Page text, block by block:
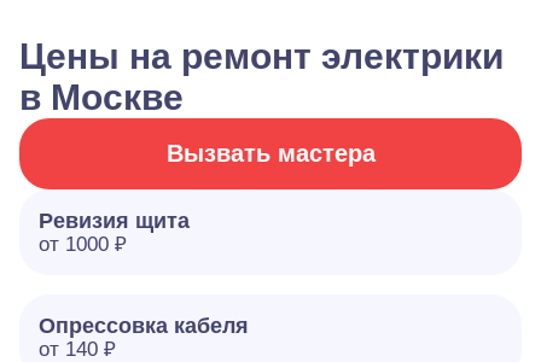
Цены на ремонт электрики
в Москве
Вызвать мастера
Ревизия щита
от 1000 ₽
Опрессовка кабеля
от 140 ₽